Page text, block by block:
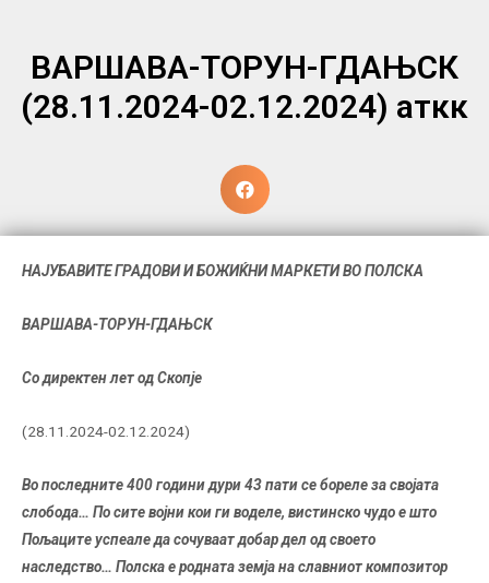
ВАРШАВА-ТОРУН-ГДАЊСК
(28.11.2024-02.12.2024) аткк
НАЈУБАВИТЕ ГРАДОВИ И БОЖИЌНИ МАРКЕТИ ВО ПОЛСКА
ВАРШАВА-ТОРУН-ГДАЊСК
Со директен лет од Скопје
(28.11.2024-02.12.2024)
Во последните 400 години дури 43 пати се бореле за својата
слобода… По сите војни кои ги воделе, вистинско чудо е што
Пољаците успеале да сочуваат добар дел од своето
наследство… Полска е родната земја на славниот композитор